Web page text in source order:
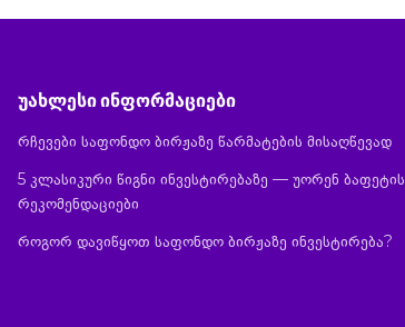
უახლესი ინფორმაციები
რჩევები საფონდო ბირჟაზე წარმატების მისაღწევად
5 კლასიკური წიგნი ინვესტირებაზე — უორენ ბაფეტის
რეკომენდაციები
როგორ დავიწყოთ საფონდო ბირჟაზე ინვესტირება?